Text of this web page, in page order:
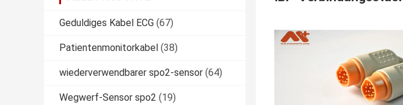
Geduldiges Kabel ECG (67)
Patientenmonitorkabel (38)
wiederverwendbarer spo2-sensor (64)
Wegwerf-Sensor spo2 (19)